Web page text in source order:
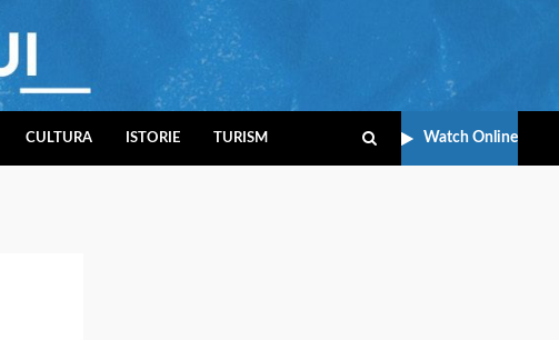
CULTURA ISTORIE TURISM Watch Online